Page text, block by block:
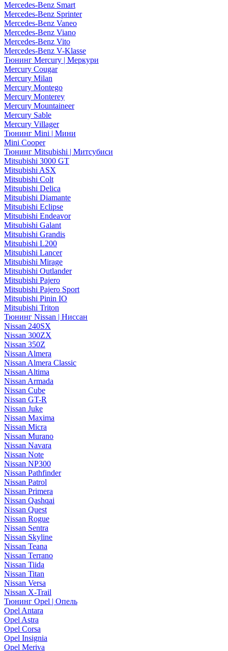
Mercedes-Benz Smart
Mercedes-Benz Sprinter
Mercedes-Benz Vaneo
Mercedes-Benz Viano
Mercedes-Benz Vito
Mercedes-Benz V-Klasse
Тюнинг Mercury | Меркури
Mercury Cougar
Mercury Milan
Mercury Montego
Mercury Monterey
Mercury Mountaineer
Mercury Sable
Mercury Villager
Тюнинг Mini | Мини
Mini Cooper
Тюнинг Mitsubishi | Митсубиси
Mitsubishi 3000 GT
Mitsubishi ASX
Mitsubishi Colt
Mitsubishi Delica
Mitsubishi Diamante
Mitsubishi Eclipse
Mitsubishi Endeavor
Mitsubishi Galant
Mitsubishi Grandis
Mitsubishi L200
Mitsubishi Lancer
Mitsubishi Mirage
Mitsubishi Outlander
Mitsubishi Pajero
Mitsubishi Pajero Sport
Mitsubishi Pinin IO
Mitsubishi Triton
Тюнинг Nissan | Ниссан
Nissan 240SX
Nissan 300ZX
Nissan 350Z
Nissan Almera
Nissan Almera Classic
Nissan Altima
Nissan Armada
Nissan Cube
Nissan GT-R
Nissan Juke
Nissan Maxima
Nissan Micra
Nissan Murano
Nissan Navara
Nissan Note
Nissan NP300
Nissan Pathfinder
Nissan Patrol
Nissan Primera
Nissan Qashqai
Nissan Quest
Nissan Rogue
Nissan Sentra
Nissan Skyline
Nissan Teana
Nissan Terrano
Nissan Tiida
Nissan Titan
Nissan Versa
Nissan X-Trail
Тюнинг Opel | Опель
Opel Antara
Opel Astra
Opel Corsa
Opel Insignia
Opel Meriva